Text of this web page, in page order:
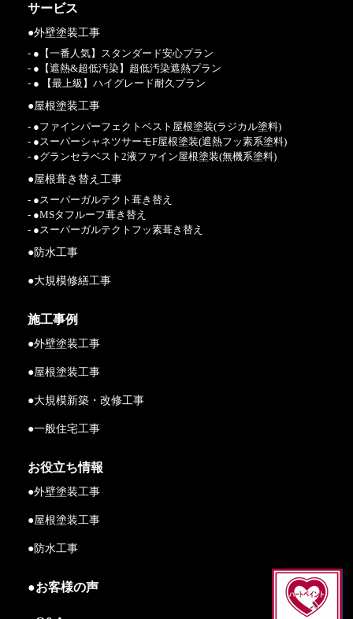
サービス
●外壁塗装工事
- ●【一番人気】スタンダード安心プラン
- ●【遮熱&超低汚染】超低汚染遮熱プラン
- ● 【最上級】ハイグレード耐久プラン
●屋根塗装工事
- ●ファインパーフェクトベスト屋根塗装(ラジカル塗料)
- ●スーパーシャネツサーモF屋根塗装(遮熱フッ素系塗料)
- ●グランセラベスト2液ファイン屋根塗装(無機系塗料)
●屋根葺き替え工事
- ●スーパーガルテクト葺き替え
- ●MSタフルーフ葺き替え
- ●スーパーガルテクトフッ素葺き替え
●防水工事
●大規模修繕工事
施工事例
●外壁塗装工事
●屋根塗装工事
●大規模新築・改修工事
●一般住宅工事
お役立ち情報
●外壁塗装工事
●屋根塗装工事
●防水工事
●お客様の声